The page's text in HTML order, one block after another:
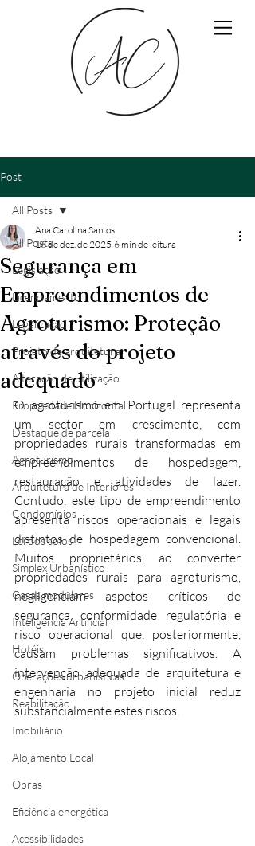
Post
All Posts
Legislação
Licenciamento
Legalização
Projeto de arquitetura
Alteração de utilização
Propriedade Horizontal
Destaque de parcela
Agroturismo
Arquitetura de Interiores
Condomínios
Lei dos solos
Simplex Urbanístico
Casas modulares
Inteligência Artificial
Hotéis
Operações urbanísticas
Reabilitação
Imobiliário
Alojamento Local
Obras
Eficiência energética
Acessibilidades
All Posts
Segurança em
Empreendimentos de
Agroturismo: Proteção
através do projeto
adequado
Ana Carolina Santos
16 de dez. de 2025 6 min de leitura
O agroturismo em Portugal representa
um sector em crescimento, com
propriedades rurais transformadas em
empreendimentos de hospedagem,
restauração e atividades de lazer.
Contudo, este tipo de empreendimento
apresenta riscos operacionais e legais
distintos de hospedagem convencional.
Muitos proprietários, ao converter
propriedades rurais para agroturismo,
negligenciam aspetos críticos de
segurança, conformidade regulatória e
risco operacional que, posteriormente,
causam problemas significativos. A
intervenção adequada de arquitetura e
engenharia no projeto inicial reduz
substancialmente estes riscos.